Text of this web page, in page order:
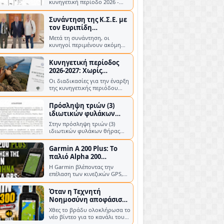
απαντήσεις Πρόσφατα
πραγματοποιήθηκε
συνάντηση της Κυνηγετικής
Συνομοσπο…
Κυνηγετική περίοδος
2026-2027: Χωρίς
σημαντικές αλλαγές για
τους κυνηγούς – Νέα
κατανομή στα τέλη των
αδειών θήρας
Οι διαδικασίες για την έναρξη
της κυνηγετικής περιόδου
2026-2027 φαίνεται πως έχουν
πλέον ολοκληρωθεί σε
επίπεδο υπουργ…
Πρόσληψη τριών (3)
ιδιωτικών φυλάκων
θήρας
Στην πρόσληψη τριών (3)
ιδιωτικών φυλάκων θήρας
προχωρά η Γ' Κυνηγετική
Ομοσπονδία Πελοποννήσου
(Γ' Κ.Ο.Π.) , με στόχο …
Garmin A 200 Plus: Το
παλιό Alpha 200
επιστρέφει ανανεωμένο
Η Garmin βλέποντας την
επέλαση των κινεζικών GPS,
αναγκάστηκε να αναβαθμίσει
και να επανακυκλοφορήσει το
παλιό A200 Η G…
Όταν η Τεχνητή
Νοημοσύνη αποφάσισε
ότι η Κύπρος… ανήκει
στην Τουρκία!
Χθες το βράδυ ολοκλήρωσα το
νέο βίντεο για το κανάλι του
kinigetika.gr στο YouTube και
έφτιαξα τη μικρογραφία του,
δηλα…
Αυτόφωρο και πρόστιμο
επειδή του έκλεψαν τον
σκύλο
Μια ιδιαίτερα ασυνήθιστη
υπόθεση καταγγέλλει
ιδιοκτήτης σκύλου ράτσας